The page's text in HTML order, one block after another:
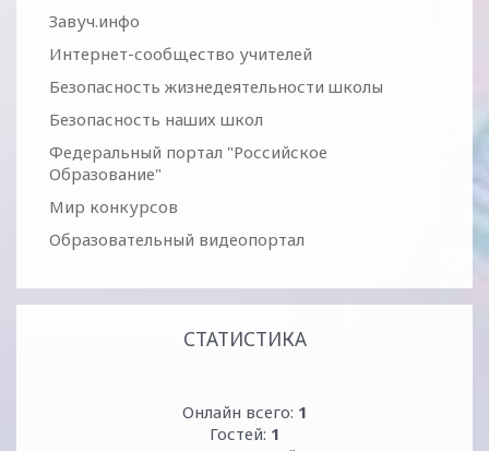
Завуч.инфо
Интернет-сообщество учителей
Безопасность жизнедеятельности школы
Безопасность наших школ
Федеральный портал "Российское
Образование"
Мир конкурсов
Образовательный видеопортал
СТАТИСТИКА
Онлайн всего: 1
Гостей: 1